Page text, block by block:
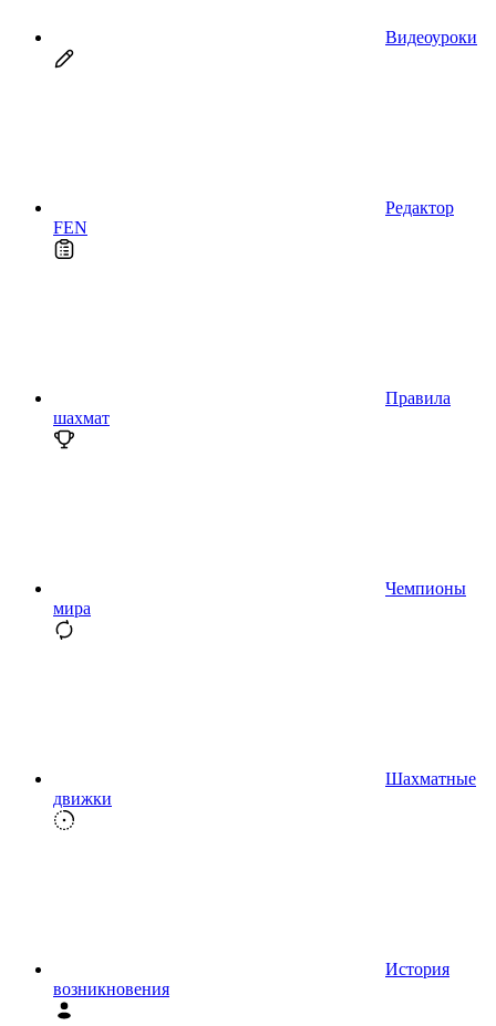
Видеоуроки
Редактор
FEN
Правила
шахмат
Чемпионы
мира
Шахматные
движки
История
возникновения